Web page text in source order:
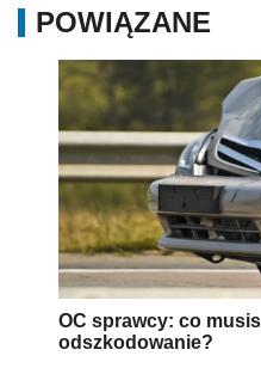
POWIĄZANE
OC sprawcy: co
odszkodowanie?